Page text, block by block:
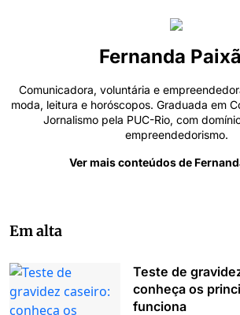
Fernanda
Comunicadora, voluntária e
moda, leitura e horóscopos. Graduada em
Jornalismo pela PUC-Rio, com
empreendedorismo.
Ver mais conteúdos de
Em alta
Teste de
conheça os
funciona